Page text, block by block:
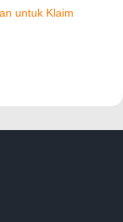
untuk Klaim